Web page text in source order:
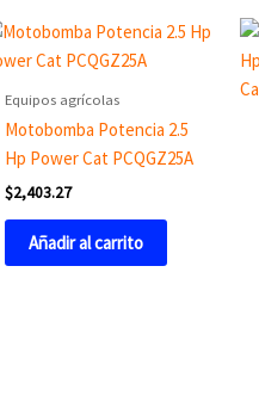
Equipos agrícolas
Motobomba Potencia 2.5
Hp Power Cat PCQGZ25A
$2,403.27
Añadir al carrito